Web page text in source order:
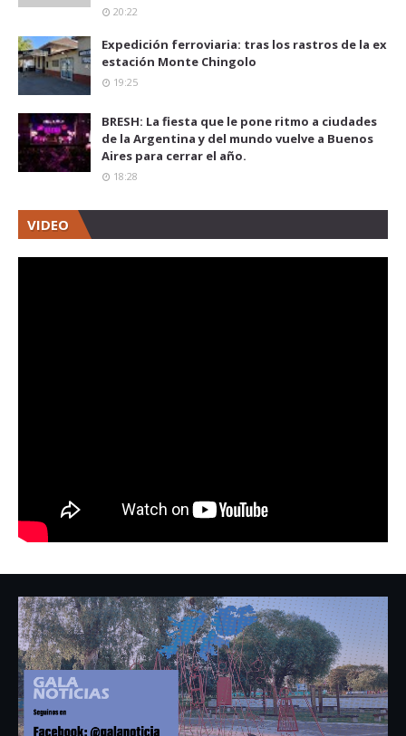
20:22
Expedición ferroviaria: tras los rastros de la ex
estación Monte Chingolo
19:25
BRESH: La fiesta que le pone ritmo a ciudades
de la Argentina y del mundo vuelve a Buenos
Aires para cerrar el año.
18:28
VIDEO